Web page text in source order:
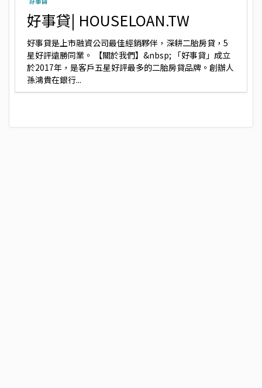
好事貸| HOUSELOAN.TW
好事貸是上市融資公司最佳經銷夥伴，深耕二胎房貸，5
星好評遠勝同業。 【關於我們】&nbsp; 「好事貸」成立
於2017年，是客戶五星好評最多的二胎房貸品牌。創辦人
孫鴻貴在銀行...